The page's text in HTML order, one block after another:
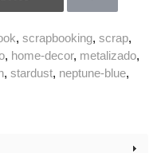
scrapbooking scrap
home-decor metalizado
stardust neptune-blue